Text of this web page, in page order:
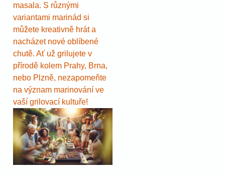
masala. S různými
variantami marinád si
můžete kreativně hrát a
nacházet nové oblíbené
chutě. Ať už grilujete v
přírodě kolem Prahy, Brna,
nebo Plzně, nezapomeňte
na význam marinování ve
vaší grilovací kultuře!